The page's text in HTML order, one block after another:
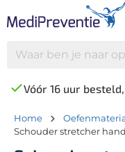
Vóór 16 uur
Home
Schouder stretcher